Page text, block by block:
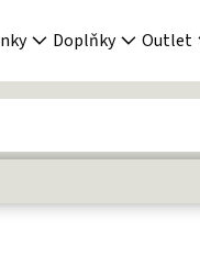
Doplňky Outlet